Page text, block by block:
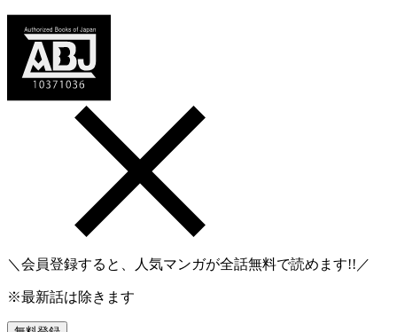
＼会員登録すると、人気マンガが全話無料で読めます!!／
※最新話は除きます